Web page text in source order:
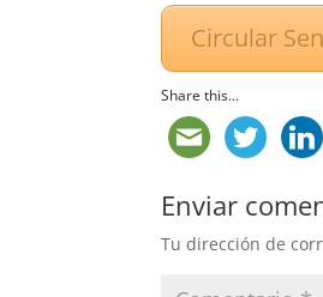
Circular
Share this...
Enviar
Tu dirección de